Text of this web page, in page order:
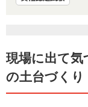
現場に出て
の土台づくり